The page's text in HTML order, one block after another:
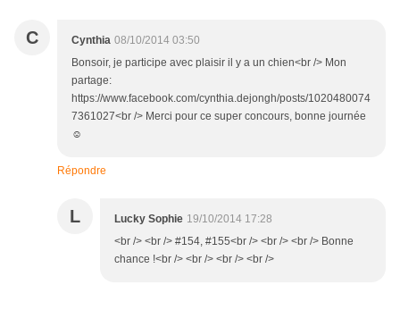
C Cynthia 08/10/2014 03:50
Bonsoir, je participe avec plaisir il y a un chien<br /> Mon
partage:
https://www.facebook.com/cynthia.dejongh/posts/1020480074
7361027<br /> Merci pour ce super concours, bonne journée
☺
Répondre
L Lucky Sophie 19/10/2014 17:28
<br /> <br /> #154, #155<br /> <br /> <br /> Bonne
chance !<br /> <br /> <br /> <br />